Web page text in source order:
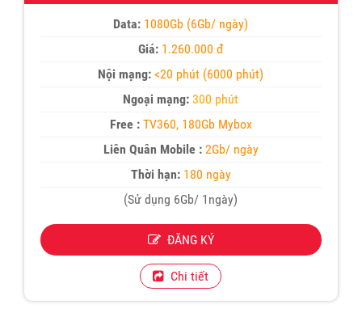
Data: 1080Gb (6Gb/ ngày)
Giá: 1.260.000 đ
Nội mạng: <20 phút (6000 phút)
Ngoại mạng: 300 phút
Free : TV360, 180Gb Mybox
Liên Quân Mobile : 2Gb/ ngày
Thời hạn:180 ngày
(Sử dụng 6Gb/ 1ngày)
ĐĂNG KÝ
Chi tiết